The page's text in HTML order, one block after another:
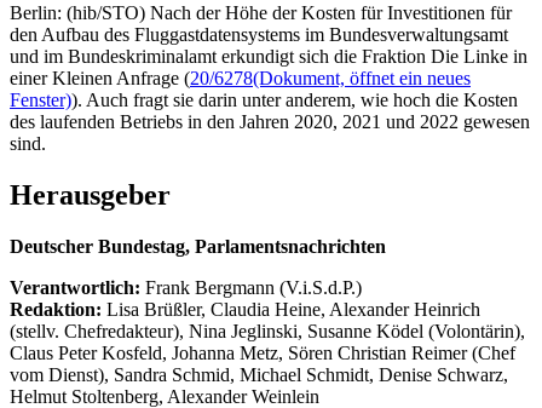
Berlin: (hib/STO) Nach der Höhe der Kosten für Investitionen für
den Aufbau des Fluggastdatensystems im Bundesverwaltungsamt
und im Bundeskriminalamt erkundigt sich die Fraktion Die Linke in
einer Kleinen Anfrage (20/6278(Dokument, öffnet ein neues
Fenster)). Auch fragt sie darin unter anderem, wie hoch die Kosten
des laufenden Betriebs in den Jahren 2020, 2021 und 2022 gewesen
sind.
Herausgeber
Deutscher Bundestag, Parlamentsnachrichten
Verantwortlich: Frank Bergmann (V.i.S.d.P.)
Redaktion: Lisa Brüßler, Claudia Heine, Alexander Heinrich
(stellv. Chefredakteur), Nina Jeglinski, Susanne Ködel (Volontärin),
Claus Peter Kosfeld, Johanna Metz, Sören Christian Reimer (Chef
vom Dienst), Sandra Schmid, Michael Schmidt, Denise Schwarz,
Helmut Stoltenberg, Alexander Weinlein